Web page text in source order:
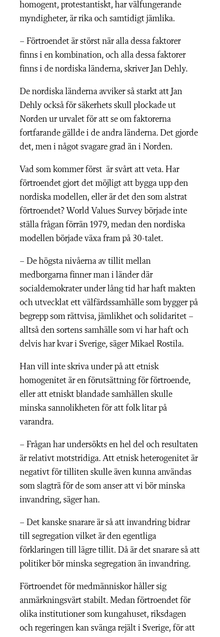
homogent, protestantiskt, har välfungerande
myndigheter, är rika och samtidigt jämlika.
– Förtroendet är störst när alla dessa faktorer
finns i en kombination, och alla dessa faktorer
finns i de nordiska länderna, skriver Jan Dehly.
De nordiska länderna avviker så starkt att Jan
Dehly också för säkerhets skull plockade ut
Norden ur urvalet för att se om faktorerna
fortfarande gällde i de andra länderna. Det gjorde
det, men i något svagare grad än i Norden.
Vad som kommer först är svårt att veta. Har
förtroendet gjort det möjligt att bygga upp den
nordiska modellen, eller är det den som alstrat
förtroendet? World Values Survey började inte
ställa frågan förrän 1979, medan den nordiska
modellen började växa fram på 30-talet.
– De högsta nivåerna av tillit mellan
medborgarna finner man i länder där
socialdemokrater under lång tid har haft makten
och utvecklat ett välfärdssamhälle som bygger på
begrepp som rättvisa, jämlikhet och solidaritet –
alltså den sortens samhälle som vi har haft och
delvis har kvar i Sverige, säger Mikael Rostila.
Han vill inte skriva under på att etnisk
homogenitet är en förutsättning för förtroende,
eller att etniskt blandade samhällen skulle
minska sannolikheten för att folk litar på
varandra.
– Frågan har undersökts en hel del och resultaten
är relativt motstridiga. Att etnisk heterogenitet är
negativt för tilliten skulle även kunna användas
som slagträ för de som anser att vi bör minska
invandring, säger han.
– Det kanske snarare är så att invandring bidrar
till segregation vilket är den egentliga
förklaringen till lägre tillit. Då är det snarare så att
politiker bör minska segregation än invandring.
Förtroendet för medmänniskor håller sig
anmärkningsvärt stabilt. Medan förtroendet för
olika institutioner som kungahuset, riksdagen
och regeringen kan svänga rejält i Sverige, för att